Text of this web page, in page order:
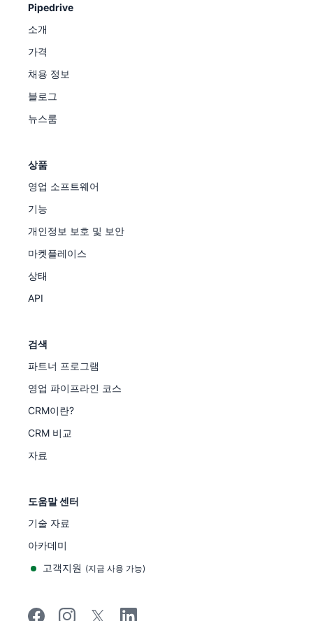
Pipedrive
소개
가격
채용 정보
블로그
뉴스룸
상품
영업 소프트웨어
기능
개인정보 보호 및 보안
마켓플레이스
상태
API
검색
파트너 프로그램
영업 파이프라인 코스
CRM이란?
CRM 비교
자료
도움말 센터
기술 자료
아카데미
고객지원 (지금 사용 가능)